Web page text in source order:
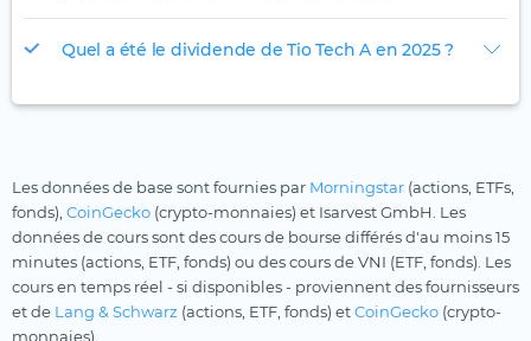
Quel a été le dividende de Tio Tech A en 2025 ?
Les données de base sont fournies par Morningstar (actions, ETFs,
fonds), CoinGecko (crypto-monnaies) et Isarvest GmbH. Les
données de cours sont des cours de bourse différés d'au moins 15
minutes (actions, ETF, fonds) ou des cours de VNI (ETF, fonds). Les
cours en temps réel - si disponibles - proviennent des fournisseurs
et de Lang & Schwarz (actions, ETF, fonds) etCoinGecko (crypto-
monnaies).